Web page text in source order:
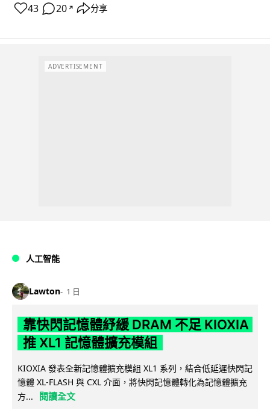
43 20 ↗ 分享
ADVERTISEMENT
人工智能
Lawton 1 日
靠快閃記憶體紓緩 DRAM 不足 KIOXIA
推 XL1 記憶體擴充模組
KIOXIA 發表全新記憶體擴充模組 XL1 系列，結合低延遲快閃記
憶體 XL-FLASH 與 CXL 介面，將快閃記憶體轉化為記憶體擴充
方...
閱讀全文